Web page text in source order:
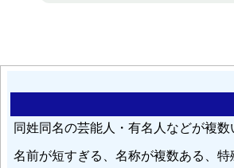
同姓同名の芸能人・有名人などが複
名前が短すぎる、名称が複数ある、